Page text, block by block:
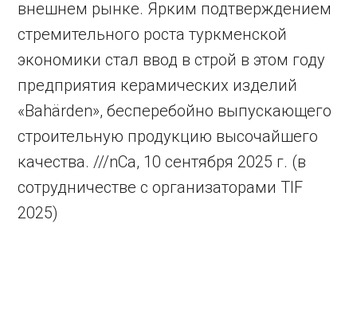
внешнем рынке. Ярким подтверждением
стремительного роста туркменской
экономики стал ввод в строй в этом году
предприятия керамических изделий
«Bahärden», бесперебойно выпускающего
строительную продукцию высочайшего
качества. ///nCa, 10 сентября 2025 г. (в
сотрудничестве с организаторами TIF
2025)